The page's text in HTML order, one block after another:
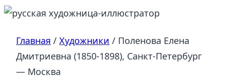
Главная / Художники / Поленова Елена
Дмитриевна (1850-1898), Санкт-Петербург
— Москва